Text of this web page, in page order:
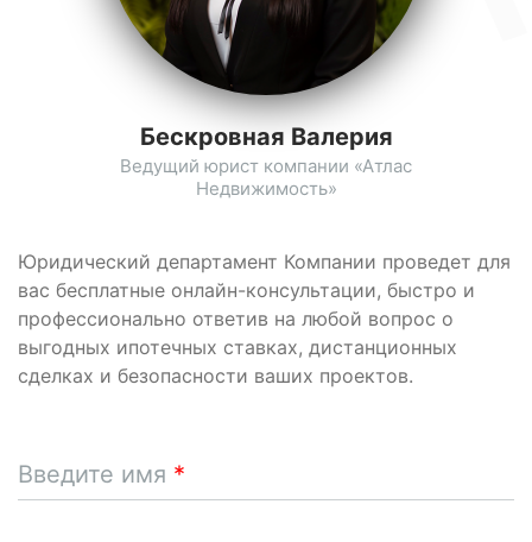
Юридический департамент Компании проведет для
вас бесплатные онлайн-консультации, быстро и
профессионально ответив на любой вопрос о
выгодных ипотечных ставках, дистанционных
сделках и безопасности ваших проектов.
Введите имя
Бескровная Валерия
Ведущий юрист компании «Атлас
Недвижимость»